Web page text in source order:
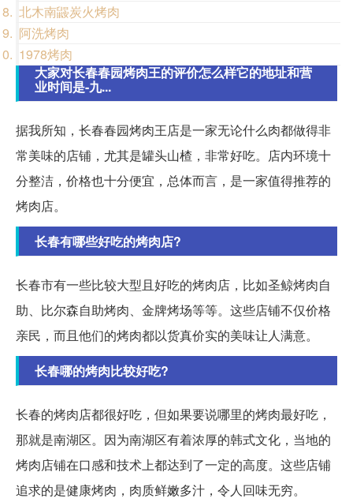
北木南鼹炭火烤肉
阿洗烤肉
1978烤肉
大家对长春春园烤肉王的评价怎么样它的地址和营
业时间是-九...
据我所知，长春春园烤肉王店是一家无论什么肉都做得非
常美味的店铺，尤其是罐头山楂，非常好吃。店内环境十
分整洁，价格也十分便宜，总体而言，是一家值得推荐的
烤肉店。
长春有哪些好吃的烤肉店?
长春市有一些比较大型且好吃的烤肉店，比如圣鲸烤肉自
助、比尔森自助烤肉、金牌烤场等等。这些店铺不仅价格
亲民，而且他们的烤肉都以货真价实的美味让人满意。
长春哪的烤肉比较好吃?
长春的烤肉店都很好吃，但如果要说哪里的烤肉最好吃，
那就是南湖区。因为南湖区有着浓厚的韩式文化，当地的
烤肉店铺在口感和技术上都达到了一定的高度。这些店铺
追求的是健康烤肉，肉质鲜嫩多汁，令人回味无穷。